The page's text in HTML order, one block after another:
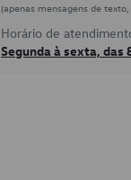
(apenas mensagens de
Horário de
Segunda à sexta, das